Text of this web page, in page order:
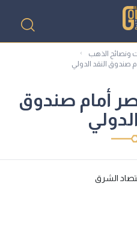
ونصائح الذهب
صندوق النقد الدولي
أمام صندوق
الشرق